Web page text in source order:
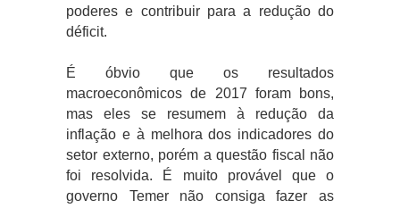
poderes e contribuir para a redução do
déficit.
É óbvio que os resultados
macroeconômicos de 2017 foram bons,
mas eles se resumem à redução da
inflação e à melhora dos indicadores do
setor externo, porém a questão fiscal não
foi resolvida. É muito provável que o
governo Temer não consiga fazer as